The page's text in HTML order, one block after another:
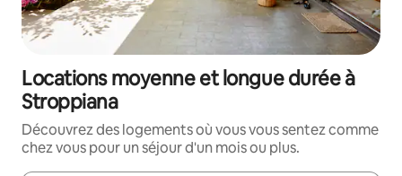
Locations moyenne et longue durée à
Stroppiana
Découvrez des logements où vous vous sentez comme
chez vous pour un séjour d'un mois ou plus.